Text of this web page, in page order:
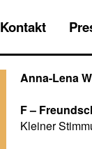
Kontakt
Anna-Lena
F –
Kleiner